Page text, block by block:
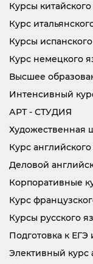
Курсы
Курс
Курсы
Курс немецкого
Высшее
Интенсивный
АРТ - СТУДИЯ
Художественная
Курс
Деловой
Корпоративные
Курс
Курсы русского
Подготовка к
Элективный курс